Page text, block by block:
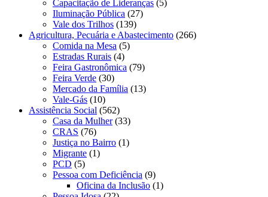
Capacitação de Lideranças (5)
Iluminação Pública (27)
Vale dos Trilhos (139)
Agricultura, Pecuária e Abastecimento (266)
Comida na Mesa (5)
Estradas Rurais (4)
Feira Gastronômica (79)
Feira Verde (30)
Mercado da Família (13)
Vale-Gás (10)
Assistência Social (562)
Casa da Mulher(33)
CRAS (76)
Justiça no Bairro (1)
Migrante (1)
PCD (5)
Pessoa com Deficiência (9)
Oficina da Inclusão (1)